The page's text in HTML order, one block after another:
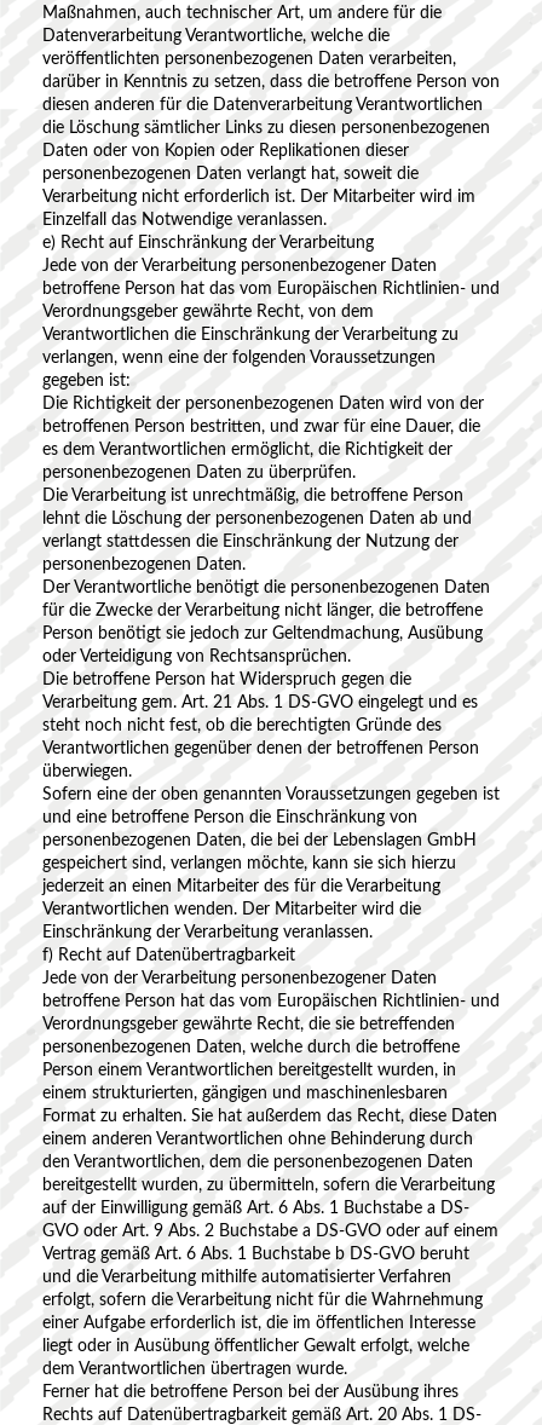
Maßnahmen, auch technischer Art, um andere für die
Datenverarbeitung Verantwortliche, welche die
veröffentlichten personenbezogenen Daten verarbeiten,
darüber in Kenntnis zu setzen, dass die betroffene Person von
diesen anderen für die Datenverarbeitung Verantwortlichen
die Löschung sämtlicher Links zu diesen personenbezogenen
Daten oder von Kopien oder Replikationen dieser
personenbezogenen Daten verlangt hat, soweit die
Verarbeitung nicht erforderlich ist. Der Mitarbeiter wird im
Einzelfall das Notwendige veranlassen.
e) Recht auf Einschränkung der Verarbeitung
Jede von der Verarbeitung personenbezogener Daten
betroffene Person hat das vom Europäischen Richtlinien- und
Verordnungsgeber gewährte Recht, von dem
Verantwortlichen die Einschränkung der Verarbeitung zu
verlangen, wenn eine der folgenden Voraussetzungen
gegeben ist:
Die Richtigkeit der personenbezogenen Daten wird von der
betroffenen Person bestritten, und zwar für eine Dauer, die
es dem Verantwortlichen ermöglicht, die Richtigkeit der
personenbezogenen Daten zu überprüfen.
Die Verarbeitung ist unrechtmäßig, die betroffene Person
lehnt die Löschung der personenbezogenen Daten ab und
verlangt stattdessen die Einschränkung der Nutzung der
personenbezogenen Daten.
Der Verantwortliche benötigt die personenbezogenen Daten
für die Zwecke der Verarbeitung nicht länger, die betroffene
Person benötigt sie jedoch zur Geltendmachung, Ausübung
oder Verteidigung von Rechtsansprüchen.
Die betroffene Person hat Widerspruch gegen die
Verarbeitung gem. Art. 21 Abs. 1 DS-GVO eingelegt und es
steht noch nicht fest, ob die berechtigten Gründe des
Verantwortlichen gegenüber denen der betroffenen Person
überwiegen.
Sofern eine der oben genannten Voraussetzungen gegeben ist
und eine betroffene Person die Einschränkung von
personenbezogenen Daten, die bei der Lebenslagen GmbH
gespeichert sind, verlangen möchte, kann sie sich hierzu
jederzeit an einen Mitarbeiter des für die Verarbeitung
Verantwortlichen wenden. Der Mitarbeiter wird die
Einschränkung der Verarbeitung veranlassen.
f) Recht auf Datenübertragbarkeit
Jede von der Verarbeitung personenbezogener Daten
betroffene Person hat das vom Europäischen Richtlinien- und
Verordnungsgeber gewährte Recht, die sie betreffenden
personenbezogenen Daten, welche durch die betroffene
Person einem Verantwortlichen bereitgestellt wurden, in
einem strukturierten, gängigen und maschinenlesbaren
Format zu erhalten. Sie hat außerdem das Recht, diese Daten
einem anderen Verantwortlichen ohne Behinderung durch
den Verantwortlichen, dem die personenbezogenen Daten
bereitgestellt wurden, zu übermitteln, sofern die Verarbeitung
auf der Einwilligung gemäß Art. 6 Abs. 1 Buchstabe a DS-
GVO oder Art. 9 Abs. 2 Buchstabe a DS-GVO oder auf einem
Vertrag gemäß Art. 6 Abs. 1 Buchstabe b DS-GVO beruht
und die Verarbeitung mithilfe automatisierter Verfahren
erfolgt, sofern die Verarbeitung nicht für die Wahrnehmung
einer Aufgabe erforderlich ist, die im öffentlichen Interesse
liegt oder in Ausübung öffentlicher Gewalt erfolgt, welche
dem Verantwortlichen übertragen wurde.
Ferner hat die betroffene Person bei der Ausübung ihres
Rechts auf Datenübertragbarkeit gemäß Art. 20 Abs. 1 DS-